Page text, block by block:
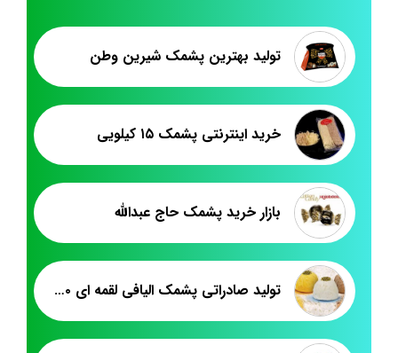
تولید بهترین پشمک شیرین وطن
خرید اینترنتی پشمک ۱۵ کیلویی
بازار خرید پشمک حاج عبدالله
تولید صادراتی پشمک الیافی لقمه ای ۳۵۰ گرمی